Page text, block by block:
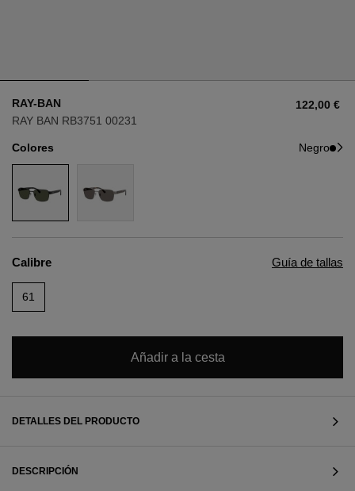
AVIADOR
OJO DE GATO
RECTANGULAR/CUADRADA
REDONDA/OVALADA
AVIADOR
OJO DE GATO
RECTANGULAR/CUADRADA
REDONDA/OVALADA
RAY-BAN
RAY BAN RB3751 00231
122,00 €
Colores Negro
Calibre Guía de tallas
61
Añadir a la cesta
DETALLES DEL PRODUCTO
DESCRIPCIÓN